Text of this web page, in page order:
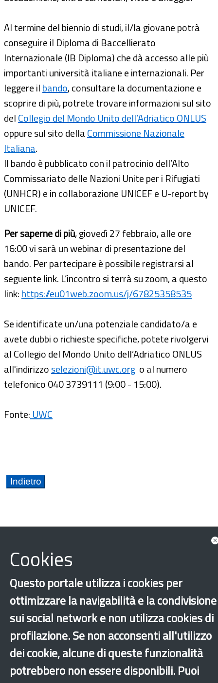
Al termine del biennio di studi, il/la giovane potrà
conseguire il Diploma di Baccellierato
Internazionale (IB Diploma) che dà accesso alle più
importanti università italiane e internazionali. Per
leggere ilbando, consultare la documentazione e
scoprire di più, potrete trovare informazioni sul sito
delCollegio del Mondo Unito dell’Adriatico ONLUS
oppure sul sito dellaCommissione Nazionale
Italiana.
Il bando è pubblicato con il patrocinio dell’Alto
Commissariato delle Nazioni Unite per i Rifugiati
(UNHCR) e in collaborazione UNICEF e U-report by
UNICEF.
Per saperne di più, giovedì 27 febbraio, alle ore
16:00 vi sarà un webinar di presentazione del
bando. Per partecipare è possibile registrarsi al
seguente link. L’incontro si terrà su zoom, a questo
link:https://eu01web.zoom.us/j/67825358535
Se identificate un/una potenziale candidato/a e
avete dubbi o richieste specifiche, potete rivolgervi
al Collegio del Mondo Unito dell’Adriatico ONLUS
all'indirizzoselezioni@it.uwc.org o al numero
telefonico 040 3739111 (9:00 - 15:00).
Fonte: UWC
Friuli Venezia Giulia
Cultura
Diritti fondamentali
Minori stranieri non accompagnati
Scuola
›×
Cookies
Questo portale utilizza i cookies per
ottimizzare la navigabilità e la condivisione
sui social network e non utilizza cookies di
profilazione. Se non acconsenti all'utilizzo
dei cookie, alcune di queste funzionalità
potrebbero non essere disponibili. Puoi
Dichiarazione di accessibilità Legal & Privacy
Sito archeologico